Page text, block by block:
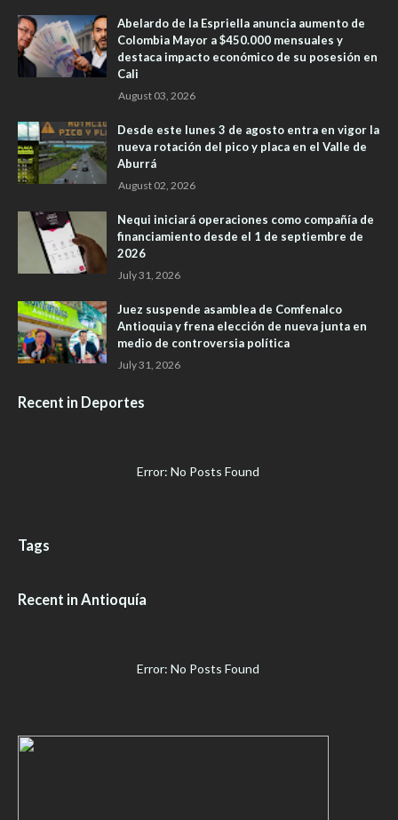
Abelardo de la Espriella anuncia aumento de
Colombia Mayor a $450.000 mensuales y
destaca impacto económico de su posesión en
Cali
August 03, 2026
Desde este lunes 3 de agosto entra en vigor la
nueva rotación del pico y placa en el Valle de
Aburrá
August 02, 2026
Nequi iniciará operaciones como compañía de
financiamiento desde el 1 de septiembre de
2026
July 31, 2026
Juez suspende asamblea de Comfenalco
Antioquia y frena elección de nueva junta en
medio de controversia política
July 31, 2026
Recent in Deportes
Error: No Posts Found
Tags
Recent in Antioquía
Error: No Posts Found